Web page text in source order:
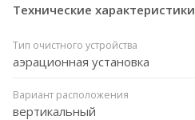
Технические характеристики
Тип очистного устройства
аэрационная установка
Вариант расположения
вертикальный